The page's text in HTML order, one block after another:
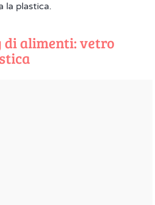
la plastica.
di alimenti: vetro